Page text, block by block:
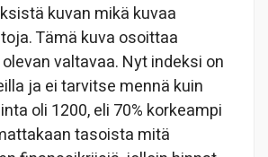
kuvan mikä kuvaa
Tämä kuva osoittaa
valtavaa. Nyt indeksi on
ja ei tarvitse mennä kuin
oli 1200, eli 70% korkeampi
tasoista mitä